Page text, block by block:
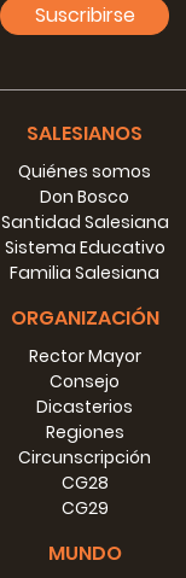
Suscribirse
SALESIANOS
Quiénes somos
Don Bosco
Santidad Salesiana
Sistema Educativo
Familia Salesiana
ORGANIZACIÓN
Rector Mayor
Consejo
Dicasterios
Regiones
Circunscripción
CG28
CG29
MUNDO